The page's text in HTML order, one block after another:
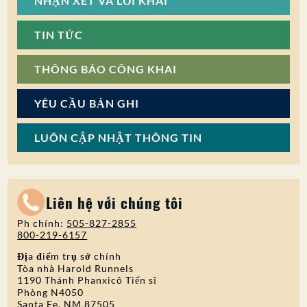
TIN TỨC
THÔNG BÁO CÔNG KHAI
YÊU CẦU BẢN GHI
LUÔN CẬP NHẬT THÔNG TIN
Liên hệ với chúng tôi
Ph chính: 505-827-2855
800-219-6157
Địa điểm trụ sở chính
Tòa nhà Harold Runnels
1190 Thánh Phanxicô Tiến sĩ
Phòng N4050
Santa Fe, NM 87505